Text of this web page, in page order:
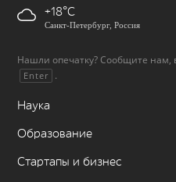
+18
Санкт-Петербург, Россия
Нашли опечатку? Сообщите нам,
Enter .
Наука
Образование
Стартапы и бизнес